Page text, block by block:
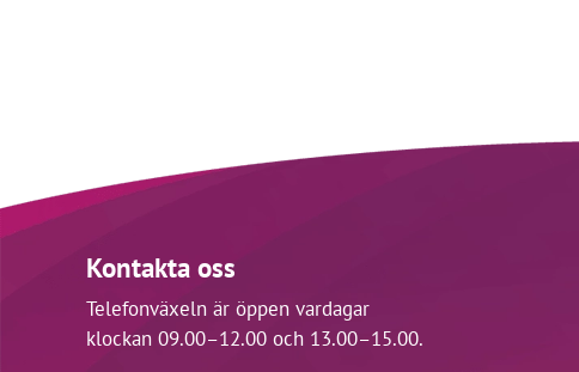
Kontakta oss
Telefonväxeln är öppen vardagar
klockan 09.00–12.00 och 13.00–15.00.